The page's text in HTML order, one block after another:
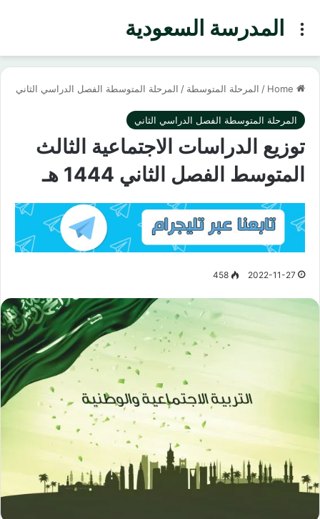
المدرسة السعوديةMenu
/ المرحلة المتوسطة / المرحلة المتوسطة الفصل الدراسي الثاني
المرحلة المتوسطة الفصل الدراسي الثاني
توزيع الدراسات الاجتماعية الثالث
المتوسط الفصل الثاني 1444 هـ
2022-11-27
458